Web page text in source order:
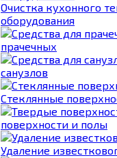
Очистка кухонного
оборудования
прачечных
санузлов
Стеклянные
поверхности и полы
Удаление